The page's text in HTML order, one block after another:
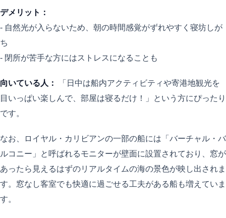
デメリット：
- 自然光が入らないため、朝の時間感覚がずれやすく寝坊しが
ち
- 閉所が苦手な方にはストレスになることも
向いている人：
「日中は船内アクティビティや寄港地観光を
目いっぱい楽しんで、部屋は寝るだけ！」という方にぴったり
です。
なお、ロイヤル・カリビアンの一部の船には「バーチャル・バ
ルコニー」と呼ばれるモニターが壁面に設置されており、窓が
あったら見えるはずのリアルタイムの海の景色が映し出されま
す。窓なし客室でも快適に過ごせる工夫がある船も増えていま
す。